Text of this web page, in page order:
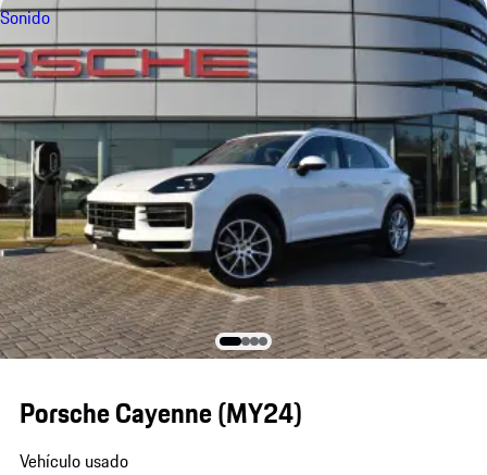
Sonido
Porsche Cayenne (MY24)
Vehículo usado